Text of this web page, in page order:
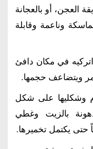
العجن، أو بالعجانة
وناعمة وقابلة
في مكان دافئ
ويتضاعف حجمها.
إلى 8 أقسام وشكليها على شكل
بالزيت وغطي
حتى يكتمل تخميرها.